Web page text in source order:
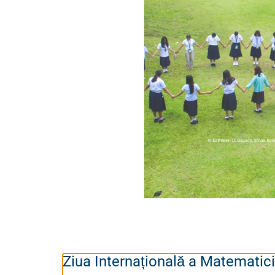
Ziua Internațională a